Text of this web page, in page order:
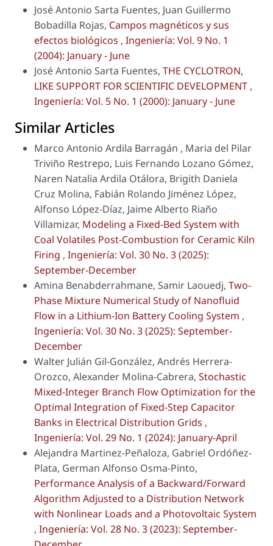
José Antonio Sarta Fuentes, Juan Guillermo
Bobadilla Rojas, Campos magnéticos y sus
efectos biológicos , Ingeniería: Vol. 9 No. 1
(2004): January - June
José Antonio Sarta Fuentes, THE CYCLOTRON,
LIKE SUPPORT FOR SCIENTIFIC DEVELOPMENT ,
Ingeniería: Vol. 5 No. 1 (2000): January - June
Similar Articles
Marco Antonio Ardila Barragán , Maria del Pilar
Triviño Restrepo, Luis Fernando Lozano Gómez,
Naren Natalia Ardila Otálora, Brigith Daniela
Cruz Molina, Fabián Rolando Jiménez López,
Alfonso López-Díaz, Jaime Alberto Riaño
Villamizar, Modeling a Fixed-Bed System with
Coal Volatiles Post-Combustion for Ceramic Kiln
Firing , Ingeniería: Vol. 30 No. 3 (2025):
September-December
Amina Benabderrahmane, Samir Laouedj, Two-
Phase Mixture Numerical Study of Nanofluid
Flow in a Lithium-Ion Battery Cooling System ,
Ingeniería: Vol. 30 No. 3 (2025): September-
December
Walter Julián Gil-González, Andrés Herrera-
Orozco, Alexander Molina-Cabrera, Stochastic
Mixed-Integer Branch Flow Optimization for the
Optimal Integration of Fixed-Step Capacitor
Banks in Electrical Distribution Grids ,
Ingeniería: Vol. 29 No. 1 (2024): January-April
Alejandra Martinez-Peñaloza, Gabriel Ordóñez-
Plata, German Alfonso Osma-Pinto,
Performance Analysis of a Backward/Forward
Algorithm Adjusted to a Distribution Network
with Nonlinear Loads and a Photovoltaic System
, Ingeniería: Vol. 28 No. 3 (2023): September-